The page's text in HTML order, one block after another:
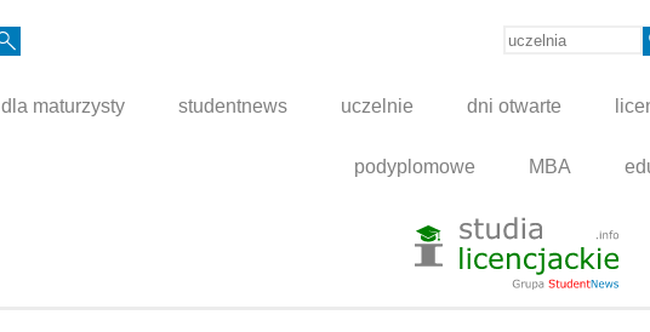
dla maturzysty studentnews uczelnie dni otwarte
podyplomowe MBA